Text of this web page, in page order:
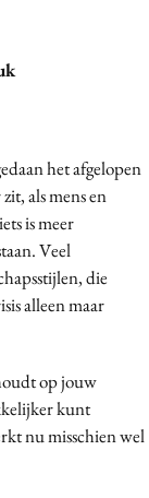
het afgelopen
als mens en
is meer
Veel
die
alleen maar
op jouw
kunt
nu misschien wel